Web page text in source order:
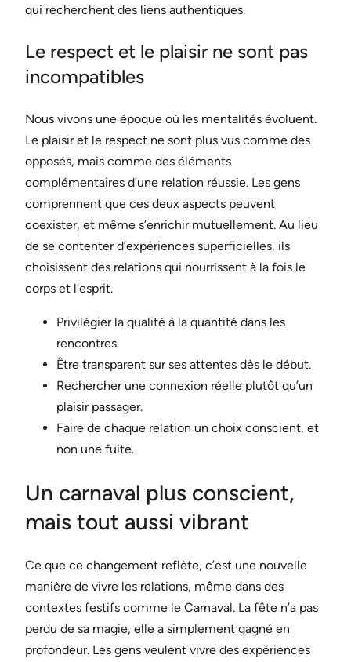
qui recherchent des liens authentiques.
Le respect et le plaisir ne sont pas
incompatibles
Nous vivons une époque où les mentalités évoluent.
Le plaisir et le respect ne sont plus vus comme des
opposés, mais comme des éléments
complémentaires d’une relation réussie. Les gens
comprennent que ces deux aspects peuvent
coexister, et même s’enrichir mutuellement. Au lieu
de se contenter d’expériences superficielles, ils
choisissent des relations qui nourrissent à la fois le
corps et l’esprit.
Privilégier la qualité à la quantité dans les
rencontres.
Être transparent sur ses attentes dès le début.
Rechercher une connexion réelle plutôt qu’un
plaisir passager.
Faire de chaque relation un choix conscient, et
non une fuite.
Un carnaval plus conscient,
mais tout aussi vibrant
Ce que ce changement reflète, c’est une nouvelle
manière de vivre les relations, même dans des
contextes festifs comme le Carnaval. La fête n’a pas
perdu de sa magie, elle a simplement gagné en
profondeur. Les gens veulent vivre des expériences